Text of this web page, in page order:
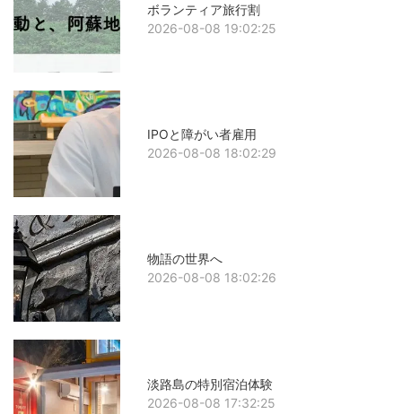
ボランティア旅行割
2026-08-08 19:02:25
IPOと障がい者雇用
2026-08-08 18:02:29
物語の世界へ
2026-08-08 18:02:26
淡路島の特別宿泊体験
2026-08-08 17:32:25